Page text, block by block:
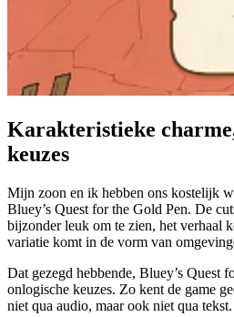
Karakteristieke
keuzes
Mijn zoon en ik hebben ons kostelijk
Bluey’s Quest for the Gold Pen. De
bijzonder leuk om te zien, het verhaal
variatie komt in de vorm van
Dat gezegd hebbende, Bluey’s Quest
onlogische keuzes. Zo kent de game
niet qua audio, maar ook niet qua